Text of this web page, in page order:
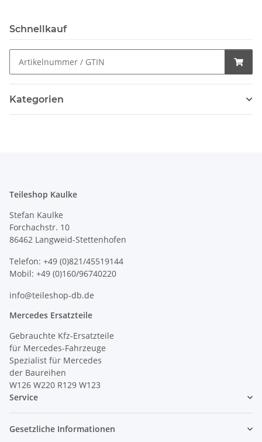
Schnellkauf
Kategorien
Teileshop Kaulke
Stefan Kaulke
Forchachstr. 10
86462 Langweid-Stettenhofen
Telefon: +49 (0)821/45519144
Mobil: +49 (0)160/96740220
info@teileshop-db.de
Mercedes Ersatzteile
Gebrauchte Kfz-Ersatzteile
für Mercedes-Fahrzeuge
Spezialist für Mercedes
der Baureihen
W126 W220 R129 W123
Service
Gesetzliche Informationen